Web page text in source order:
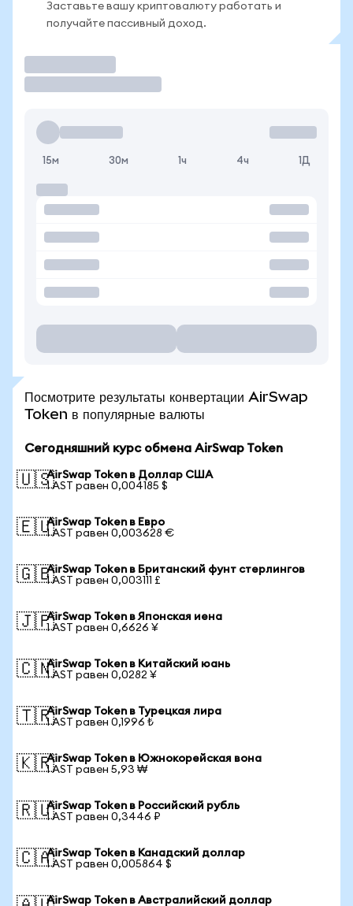
Заставьте вашу криптовалюту работать и
получайте пассивный доход.
15м 30м 1ч 4ч 1Д
Посмотрите результаты конвертации AirSwap
Token в популярные валюты
Сегодняшний курс обмена AirSwap Token
🇺🇸AirSwap Token в Доллар США
1 AST равен 0,004185 $
🇪🇺AirSwap Token в Евро
1 AST равен 0,003628 €
🇬🇧AirSwap Token в Британский фунт стерлингов
1 AST равен 0,003111 £
🇯🇵AirSwap Token в Японская иена
1 AST равен 0,6626 ¥
🇨🇳AirSwap Token в Китайский юань
1 AST равен 0,0282 ¥
🇹🇷AirSwap Token в Турецкая лира
1 AST равен 0,1996 ₺
🇰🇷AirSwap Token в Южнокорейская вона
1 AST равен 5,93 ₩
🇷🇺AirSwap Token в Российский рубль
1 AST равен 0,3446 ₽
🇨🇦AirSwap Token в Канадский доллар
1 AST равен 0,005864 $
AirSwap Token в Австралийский доллар